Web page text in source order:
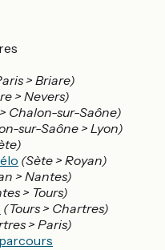
> Briare)
> Nevers)
Chalon-sur-Saône)
sur-Saône > Lyon)
(Sète > Royan)
> Nantes)
> Tours)
(Tours > Chartres)
> Paris)